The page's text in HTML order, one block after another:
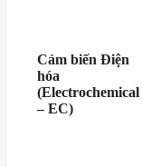
Cảm biến Điện
hóa
(Electrochemical
– EC)